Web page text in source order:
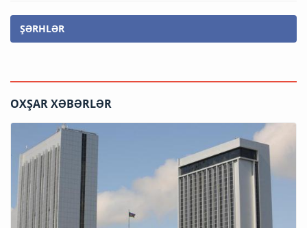
ŞƏRHLƏR
OXŞAR XƏBƏRLƏR